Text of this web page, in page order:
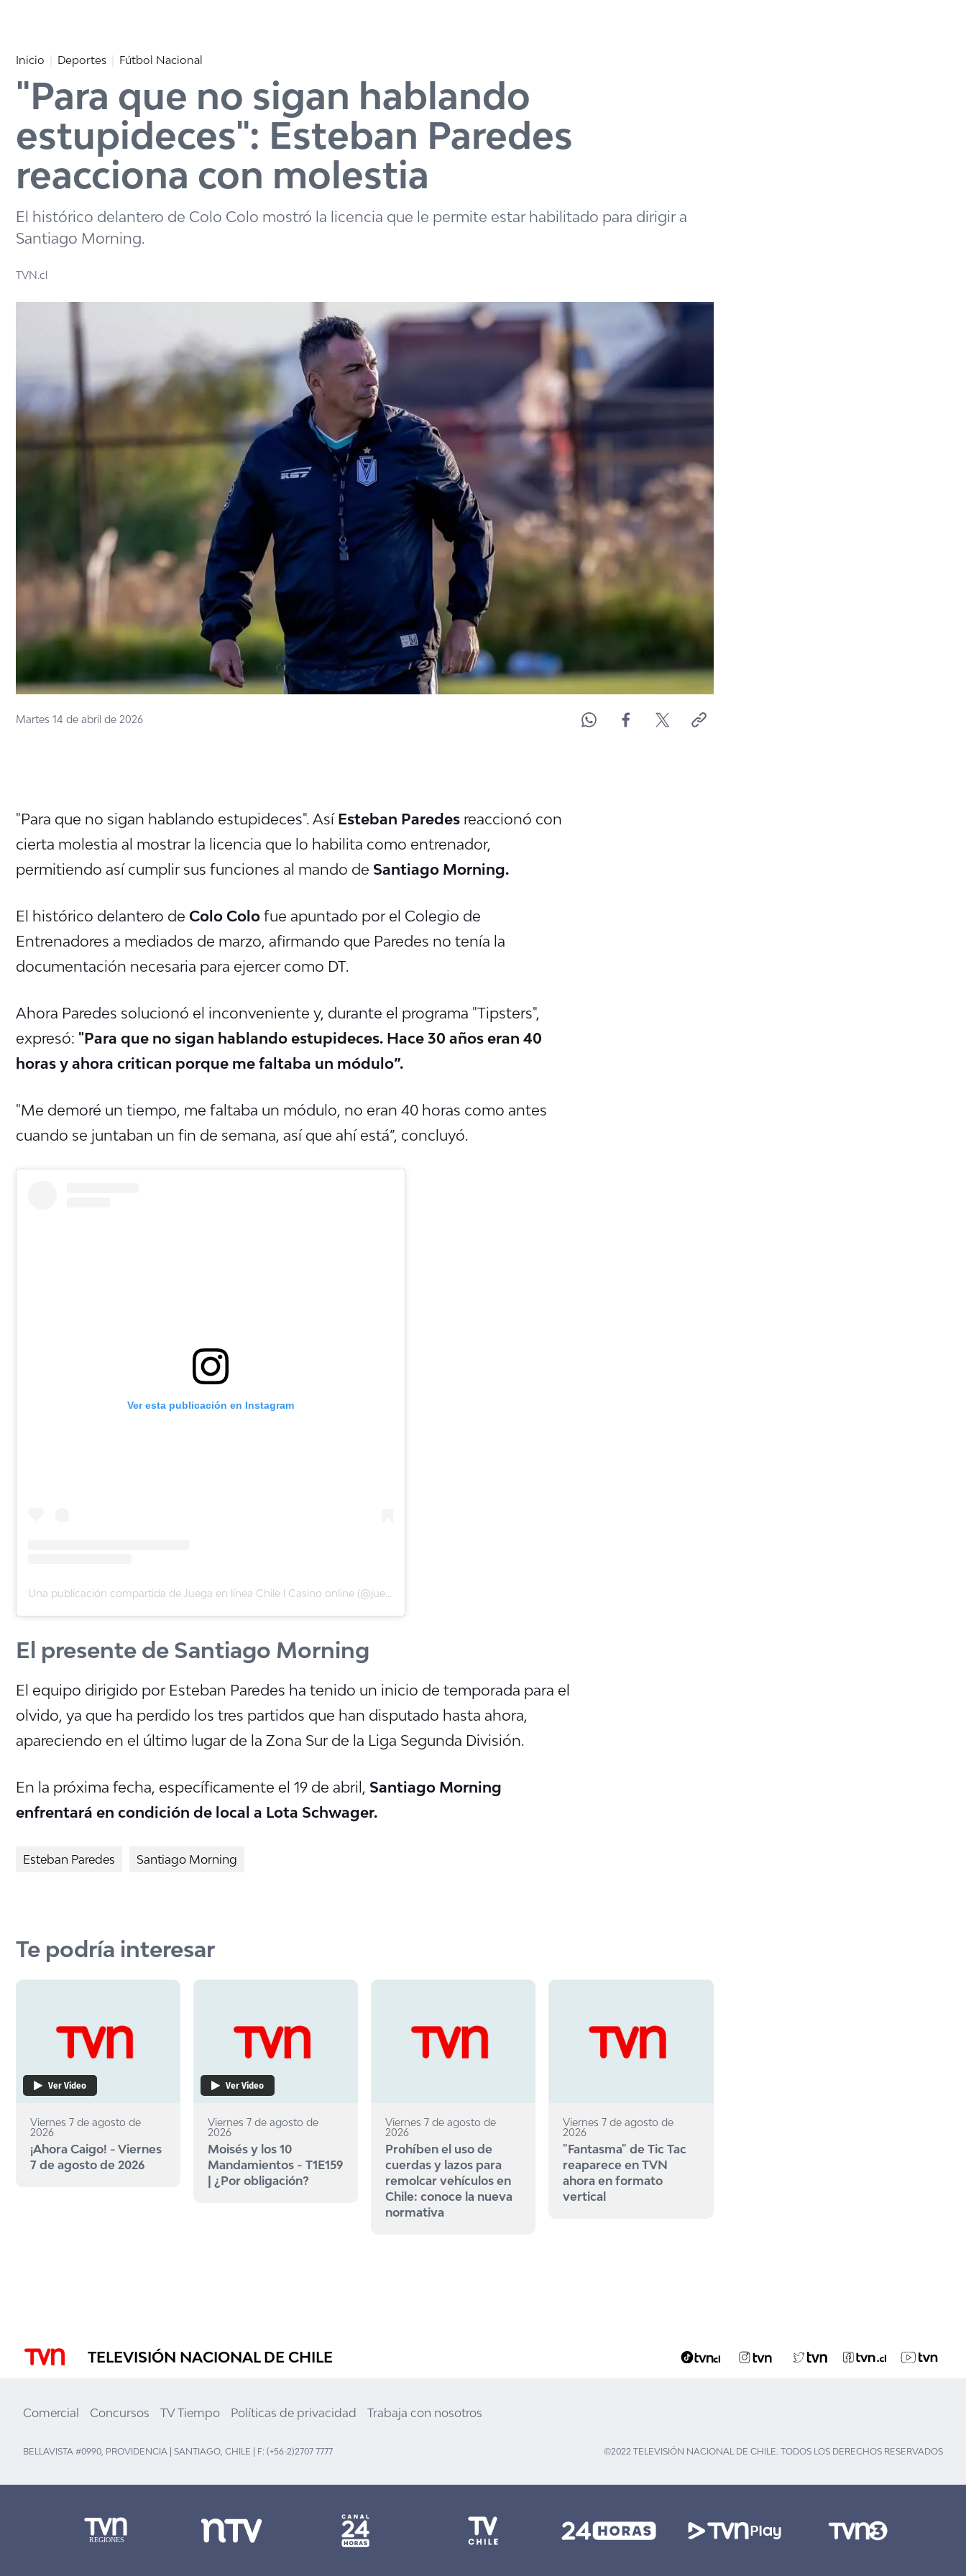
Inicio Deportes Fútbol Nacional
"Para que no sigan hablando
estupideces": Esteban Paredes
reacciona con molestia
El histórico delantero de Colo Colo mostró la licencia que le permite estar habilitado para dirigir a
Santiago Morning.
TVN.cl
Martes 14 de abril de 2026
"Para que no sigan hablando estupideces". Así Esteban Paredes reaccionó con
cierta molestia al mostrar la licencia que lo habilita como entrenador,
permitiendo así cumplir sus funciones al mando de Santiago Morning.
El histórico delantero de Colo Colo fue apuntado por el Colegio de
Entrenadores a mediados de marzo, afirmando que Paredes no tenía la
documentación necesaria para ejercer como DT.
Ahora Paredes solucionó el inconveniente y, durante el programa "Tipsters",
expresó: "Para que no sigan hablando estupideces. Hace 30 años eran 40
horas y ahora critican porque me faltaba un módulo”.
"Me demoré un tiempo, me faltaba un módulo, no eran 40 horas como antes
cuando se juntaban un fin de semana, así que ahí está”, concluyó.
Ver esta publicación en Instagram
Una publicación compartida de Juega en línea Chile l Casino online (@juegaenlineachile)
El presente de Santiago Morning
El equipo dirigido por Esteban Paredes ha tenido un inicio de temporada para el
olvido, ya que ha perdido los tres partidos que han disputado hasta ahora,
apareciendo en el último lugar de la Zona Sur de la Liga Segunda División.
En la próxima fecha, específicamente el 19 de abril, Santiago Morning
enfrentará en condición de local a Lota Schwager.
Esteban Paredes Santiago Morning
Te podría interesar
Ver Video
Viernes 7 de agosto de
2026
¡Ahora Caigo! - Viernes
7 de agosto de 2026
Ver Video
Viernes 7 de agosto de
2026
Moisés y los 10
Mandamientos - T1E159
| ¿Por obligación?
Viernes 7 de agosto de
2026
Prohíben el uso de
cuerdas y lazos para
remolcar vehículos en
Chile: conoce la nueva
normativa
Viernes 7 de agosto de
2026
"Fantasma" de Tic Tac
reaparece en TVN
ahora en formato
vertical
TELEVISIÓN NACIONAL DE CHILE
Comercial Concursos TV Tiempo Políticas de privacidad Trabaja con nosotros
BELLAVISTA #0990, PROVIDENCIA | SANTIAGO, CHILE | F: (+56-2)2707 7777 ©2022 TELEVISIÓN NACIONAL DE CHILE. TODOS LOS DERECHOS RESERVADOS